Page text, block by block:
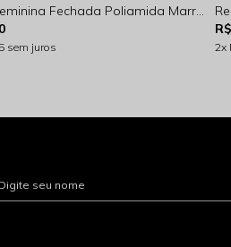
sem juros 2x
Digite seu nome